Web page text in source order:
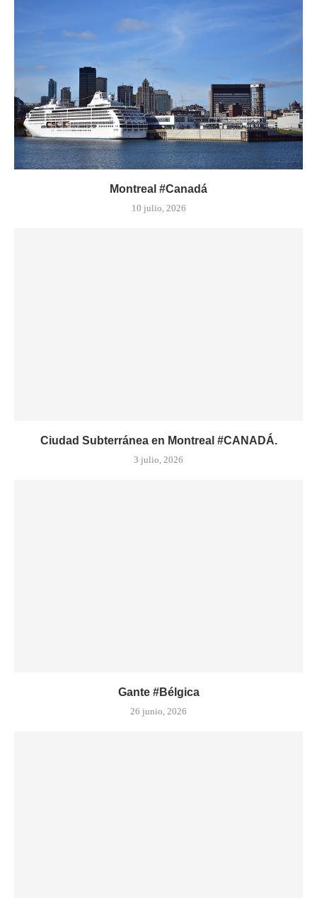
Montreal #Canadá
10 julio, 2026
Ciudad Subterránea en Montreal #CANADÁ.
3 julio, 2026
Gante #Bélgica
26 junio, 2026